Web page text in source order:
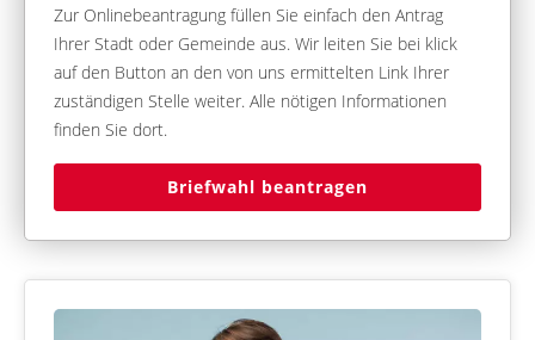
Zur Onlinebeantragung füllen Sie einfach den Antrag
Ihrer Stadt oder Gemeinde aus. Wir leiten Sie bei klick
auf den Button an den von uns ermittelten Link Ihrer
zuständigen Stelle weiter. Alle nötigen Informationen
finden Sie dort.
Briefwahl beantragen